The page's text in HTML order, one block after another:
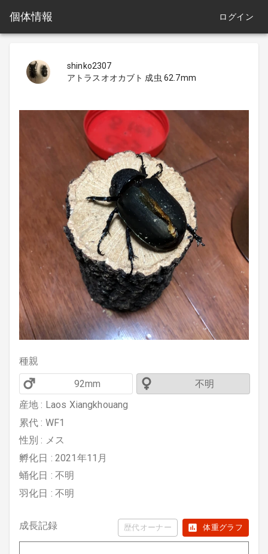
個体情報 ログイン
shinko2307
アトラスオオカブト 成虫 62.7mm
種親
92mm
不明
産地 : Laos Xiangkhouang
累代 : WF1
性別 : メス
孵化日 : 2021年11月
蛹化日 : 不明
羽化日 : 不明
成長記録 体重グラフ
歴代オーナー